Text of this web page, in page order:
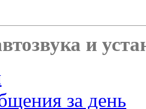
и
за день